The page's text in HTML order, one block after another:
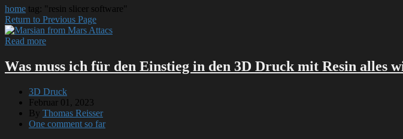
home tag: "resin slicer software"
Return to Previous Page
Read more
Was muss ich für den Einstieg in den 3D Druck mit Resin alles
3D Druck
Februar 01, 2023
By Thomas Reisser
One comment so far